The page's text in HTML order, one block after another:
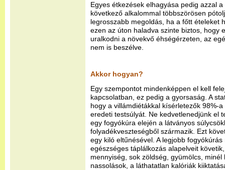
Egyes étkezések elhagyása pedig azzal
következő alkalommal többszörösen
legrosszabb megoldás, ha a főtt ételeket
ezen az úton haladva szinte biztos, hogy
uralkodni a növekvő éhségérzeten, az
nem is beszélve.
Akkor hogyan?
Egy szempontot mindenképpen el kell
kapcsolatban, ez pedig a gyorsaság. A
hogy a villámdiétákkal kísérletezők 98%-
eredeti testsúlyát. Ne kedvetlenedjünk el
egy fogyókúra elején a látványos
folyadékveszteségből származik. Ezt
egy kiló eltűnésével. A legjobb
egészséges táplálkozás alapelveit
mennyiség, sok zöldség, gyümölcs,
nassolások, a láthatatlan kalóriák